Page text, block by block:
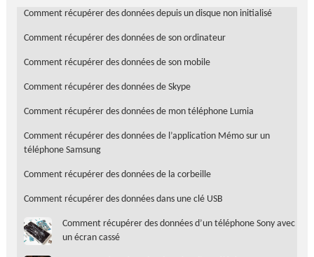
Comment récupérer des données depuis un disque non initialisé
Comment récupérer des données de son ordinateur
Comment récupérer des données de son mobile
Comment récupérer des données de Skype
Comment récupérer des données de mon téléphone Lumia
Comment récupérer des données de l’application Mémo sur un
téléphone Samsung
Comment récupérer des données de la corbeille
Comment récupérer des données dans une clé USB
Comment récupérer des données d’un téléphone Sony avec
un écran cassé